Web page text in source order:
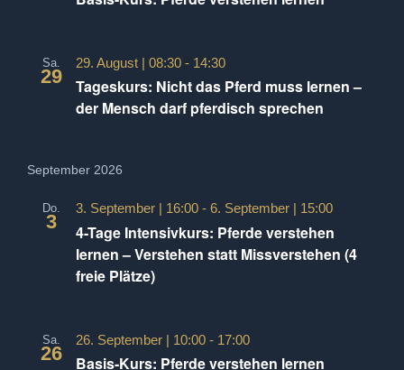
Sa.
29
Tageskurs: Nicht das Pferd muss lernen –
der Mensch darf pferdisch sprechen
29. August | 08:30 - 14:30
September 2026
Do.
3
4-Tage Intensivkurs: Pferde verstehen
lernen – Verstehen statt Missverstehen (4
freie Plätze)
3. September | 16:00 - 6. September | 15:00
Sa.
26 Basis-Kurs: Pferde verstehen lernen
26. September | 10:00 - 17:00